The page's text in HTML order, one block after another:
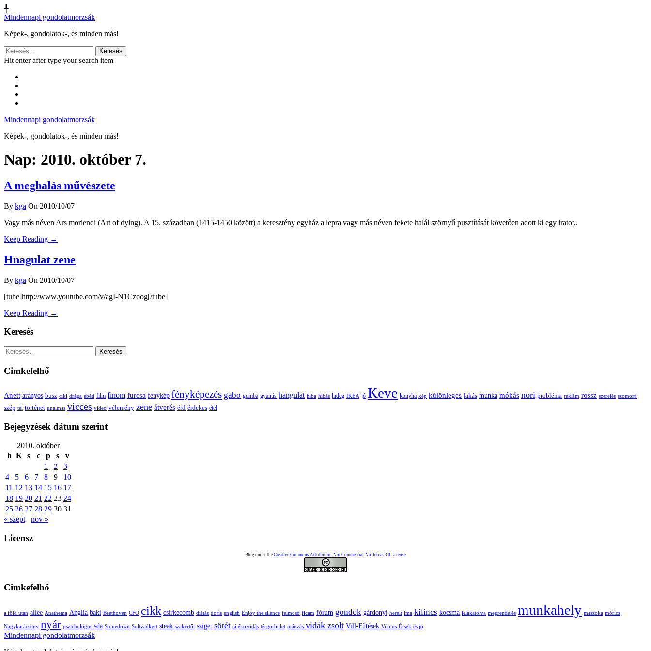
╄
Mindennapi gondolatmorzsák
Képek-, gondolatok-, és minden más!
Keresés:
Hit enter after type your search item
Mindennapi gondolatmorzsák
Képek-, gondolatok-, és minden más!
Nap: 2010. október 7.
A meghalás művészete
By kga On 2010/10/07
Vagy más néven Ars moriendi (Art of dying). A 15. században (1415-1450 között) a keresztény egyház a lepra vagy más néven fekete halál szörnyű pusztítását követően adott ki egy iratot,.
Keep Reading →
Hnagulat zene
By kga On 2010/10/07
[tube]http://www.youtube.com/v/agI-N1Czoog[/tube]
Keep Reading →
Keresés
Keresés:
Cimkefelhő
Anett aranyos busz ciki drága ebéd film finom furcsa fénykép fényképezés gabo gomba gyanús hangulat hiba hibás hideg IKEA jó Keve konyha kép különleges lakás munka mókás nori probléma reklám rossz szerelés szomorú
szép tél történet unalmas vicces videó vélemény zene átverés érd érdekes étel
Bejegyzések dátum szerint
2010. október
h K s c p s
v
1
2
3
4
5 6 7 8 9
10
11 12 13 14 15 16 17
18 19 20 21 22 23 24
25 26 27 28 29 30 31
« szept
nov »
Licensz
Blog under the Creative Commons Attribution-NonCommercial-NoDerivs 3.0 License
Cimkefelhő
a főld után allee Anathema Anglia baki Beethoven CFO cikk csirkecomb diétás doris english Enjoy the silence felmosó ficam fórum gondok gárdonyi herélt ima kilincs kocsma lelakatolva megrendelés munkahely mászóka móricz
Nagykarácsony nyár pszichológus sda Shinedown Soltvadkert steak szakértői sziget sötét tájékozódás térgörbület utánzás vidák zsolt Vill-Fűtések Vilnius Érsek és jó
Mindennapi gondolatmorzsák